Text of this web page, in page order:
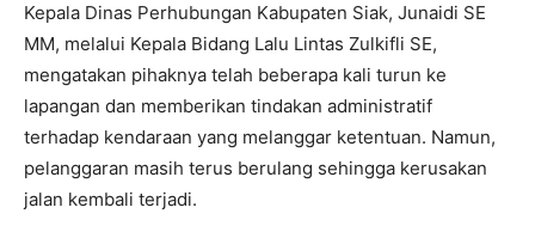
Kepala Dinas Perhubungan Kabupaten Siak, Junaidi SE
MM, melalui Kepala Bidang Lalu Lintas Zulkifli SE,
mengatakan pihaknya telah beberapa kali turun ke
lapangan dan memberikan tindakan administratif
terhadap kendaraan yang melanggar ketentuan. Namun,
pelanggaran masih terus berulang sehingga kerusakan
jalan kembali terjadi.